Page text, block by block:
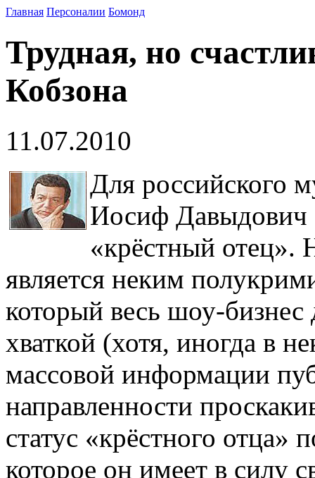
Главная Персоналии Бомонд
Трудная, но
Кобзона
11.07.2010
Для российского
Иосиф Давыдович
«крёстный отец».
является неким
который весь шоу-бизнес
хваткой (хотя, иногда в
массовой информации
направленности
статус «крёстного отца»
которое он имеет в силу